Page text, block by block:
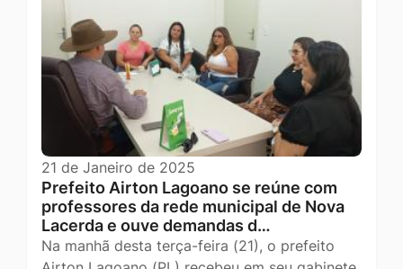
21 de Janeiro de 2025
Prefeito Airton Lagoano se reúne com
professores da rede municipal de Nova
Lacerda e ouve demandas d…
Na manhã desta terça-feira (21), o prefeito